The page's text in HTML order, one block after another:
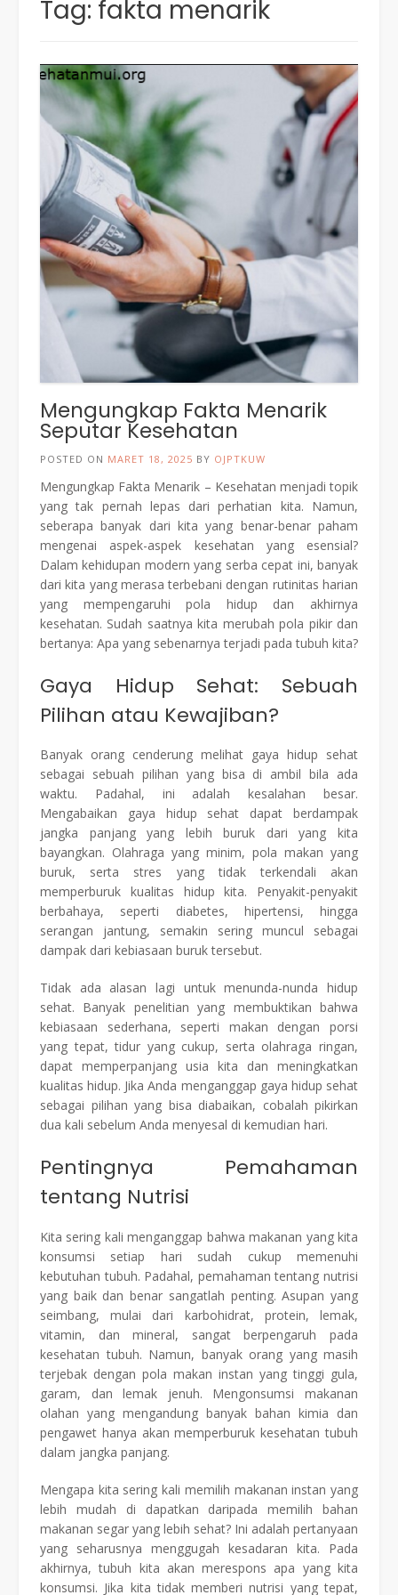
Tag: fakta menarik
Mengungkap Fakta Menarik
Seputar Kesehatan
POSTED ON MARET 18, 2025 BY OJPTKUW
Mengungkap Fakta Menarik – Kesehatan menjadi topik
yang tak pernah lepas dari perhatian kita. Namun,
seberapa banyak dari kita yang benar-benar paham
mengenai aspek-aspek kesehatan yang esensial?
Dalam kehidupan modern yang serba cepat ini, banyak
dari kita yang merasa terbebani dengan rutinitas harian
yang mempengaruhi pola hidup dan akhirnya
kesehatan. Sudah saatnya kita merubah pola pikir dan
bertanya: Apa yang sebenarnya terjadi pada tubuh kita?
Gaya Hidup Sehat: Sebuah
Pilihan atau Kewajiban?
Banyak orang cenderung melihat gaya hidup sehat
sebagai sebuah pilihan yang bisa di ambil bila ada
waktu. Padahal, ini adalah kesalahan besar.
Mengabaikan gaya hidup sehat dapat berdampak
jangka panjang yang lebih buruk dari yang kita
bayangkan. Olahraga yang minim, pola makan yang
buruk, serta stres yang tidak terkendali akan
memperburuk kualitas hidup kita. Penyakit-penyakit
berbahaya, seperti diabetes, hipertensi, hingga
serangan jantung, semakin sering muncul sebagai
dampak dari kebiasaan buruk tersebut.
Tidak ada alasan lagi untuk menunda-nunda hidup
sehat. Banyak penelitian yang membuktikan bahwa
kebiasaan sederhana, seperti makan dengan porsi
yang tepat, tidur yang cukup, serta olahraga ringan,
dapat memperpanjang usia kita dan meningkatkan
kualitas hidup. Jika Anda menganggap gaya hidup sehat
sebagai pilihan yang bisa diabaikan, cobalah pikirkan
dua kali sebelum Anda menyesal di kemudian hari.
Pentingnya Pemahaman
tentang Nutrisi
Kita sering kali menganggap bahwa makanan yang kita
konsumsi setiap hari sudah cukup memenuhi
kebutuhan tubuh. Padahal, pemahaman tentang nutrisi
yang baik dan benar sangatlah penting. Asupan yang
seimbang, mulai dari karbohidrat, protein, lemak,
vitamin, dan mineral, sangat berpengaruh pada
kesehatan tubuh. Namun, banyak orang yang masih
terjebak dengan pola makan instan yang tinggi gula,
garam, dan lemak jenuh. Mengonsumsi makanan
olahan yang mengandung banyak bahan kimia dan
pengawet hanya akan memperburuk kesehatan tubuh
dalam jangka panjang.
Mengapa kita sering kali memilih makanan instan yang
lebih mudah di dapatkan daripada memilih bahan
makanan segar yang lebih sehat? Ini adalah pertanyaan
yang seharusnya menggugah kesadaran kita. Pada
akhirnya, tubuh kita akan merespons apa yang kita
konsumsi. Jika kita tidak memberi nutrisi yang tepat,